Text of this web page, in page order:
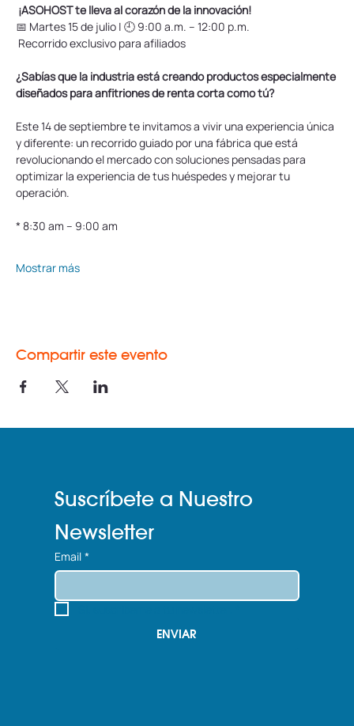
¡ASOHOST te lleva al corazón de la innovación!
📅 Martes 15 de julio | 🕘 9:00 a.m. – 12:00 p.m.
Recorrido exclusivo para afiliados
¿Sabías que la industria está creando productos especialmente
diseñados para anfitriones de renta corta como tú?
Este 14 de septiembre te invitamos a vivir una experiencia única
y diferente: un recorrido guiado por una fábrica que está
revolucionando el mercado con soluciones pensadas para
optimizar la experiencia de tus huéspedes y mejorar tu
operación.
* 8:30 am – 9:00 am
Mostrar más
Compartir este evento
Suscríbete a Nuestro
Newsletter
Email *
ENVIAR